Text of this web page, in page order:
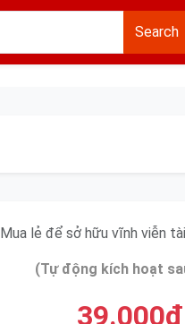
Search
Mua lẻ để sở hữu vĩnh viễn
(Tự động kích hoạt
39.000đ